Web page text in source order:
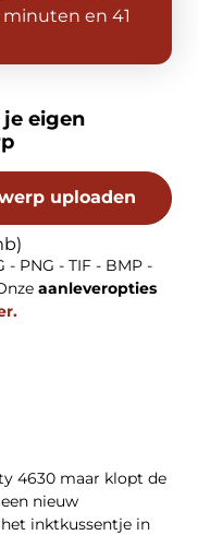
4630 maar klopt de
nieuw
inktkussentje in
minuten en 41
je eigen
uploaden
- PNG - TIF - BMP -
aanleveropties